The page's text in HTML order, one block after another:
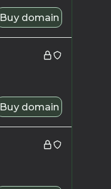
Buy domain
Buy domain